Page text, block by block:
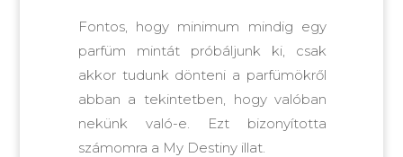
Fontos, hogy minimum mindig egy
parfüm mintát próbáljunk ki, csak
akkor tudunk dönteni a parfümökről
abban a tekintetben, hogy valóban
nekünk való-e. Ezt bizonyította
számomra a My Destiny illat.